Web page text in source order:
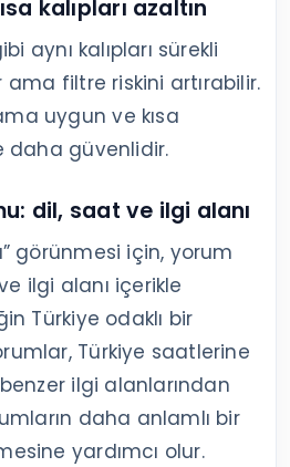
kalıpları azaltın
aynı kalıpları sürekli
ama filtre riskini artırabilir.
uygun ve kısa
daha güvenlidir.
dil, saat ve ilgi alanı
görünmesi için, yorum
ilgi alanı içerikle
Türkiye odaklı bir
Türkiye saatlerine
ilgi alanlarından
daha anlamlı bir
yardımcı olur.